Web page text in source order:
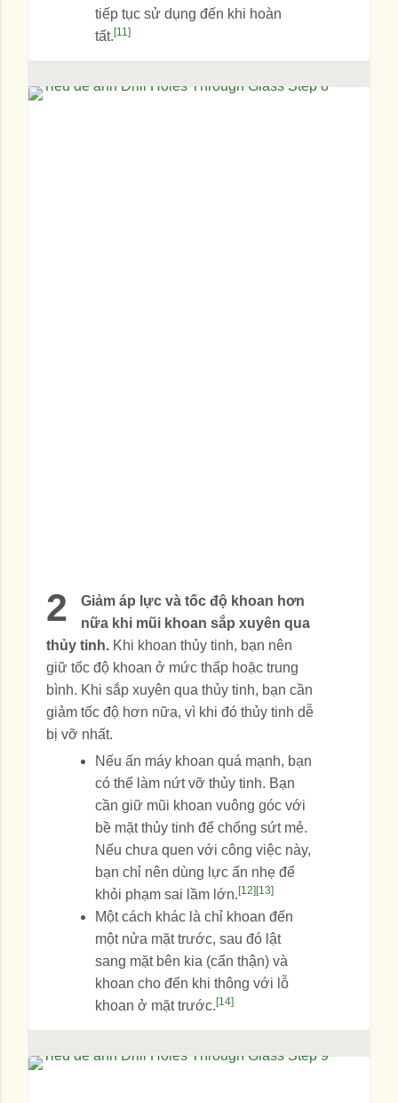
tiếp tục sử dụng đến khi hoàn
tất. [11]
2
Giảm áp lực và tốc độ khoan hơn
nữa khi mũi khoan sắp xuyên qua
thủy tinh. Khi khoan thủy tinh, bạn nên
giữ tốc độ khoan ở mức thấp hoặc trung
bình. Khi sắp xuyên qua thủy tinh, bạn cần
giảm tốc độ hơn nữa, vì khi đó thủy tinh dễ
bị vỡ nhất.
Nếu ấn máy khoan quá mạnh, bạn
có thể làm nứt vỡ thủy tinh. Bạn
cần giữ mũi khoan vuông góc với
bề mặt thủy tinh để chống sứt mẻ.
Nếu chưa quen với công việc này,
bạn chỉ nên dùng lực ấn nhẹ để
khỏi phạm sai lầm lớn. [12] [13]
Một cách khác là chỉ khoan đến
một nửa mặt trước, sau đó lật
sang mặt bên kia (cẩn thận) và
khoan cho đến khi thông với lỗ
khoan ở mặt trước. [14]